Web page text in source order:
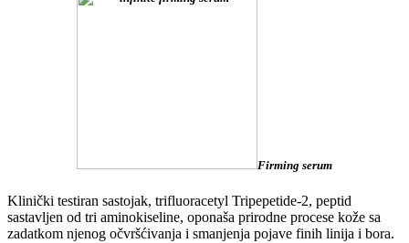
Firming serum
Klinički testiran sastojak, trifluoracetyl Tripepetide-2, peptid
sastavljen od tri aminokiseline, oponaša prirodne procese kože sa
zadatkom njenog očvršćivanja i smanjenja pojave finih linija i bora.